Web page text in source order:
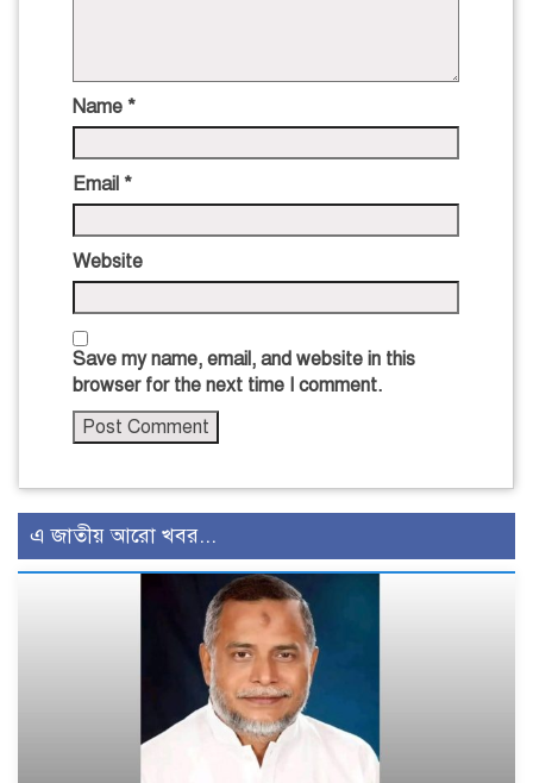
Name *
Email *
Website
Save my name, email, and website in this
browser for the next time I comment.
এ জাতীয় আরো খবর...